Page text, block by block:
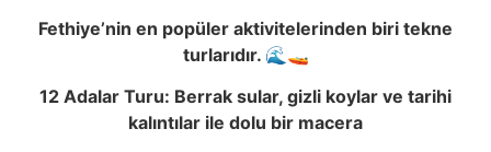
Fethiye’nin en popüler aktivitelerinden biri tekne
turlarıdır. 🌊🚤
12 Adalar Turu: Berrak sular, gizli koylar ve tarihi
kalıntılar ile dolu bir macera